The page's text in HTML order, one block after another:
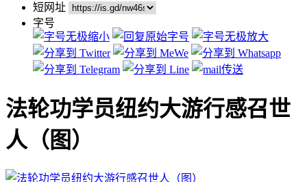
短网址
字号
法轮功学员纽约大游行感召世
人（图）